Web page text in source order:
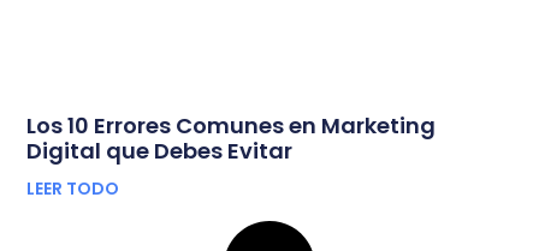
Los 10 Errores Comunes en Marketing
Digital que Debes Evitar
LEER TODO